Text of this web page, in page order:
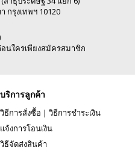
กรุงเทพฯ 10120
นใครเพียงสมัครสมาชิก
บริการลูกค้า
วิธีการสั่งซื้อ | วิธีการชำระเงิน
แจ้งการโอนเงิน
วิธีจัดส่งสินค้า